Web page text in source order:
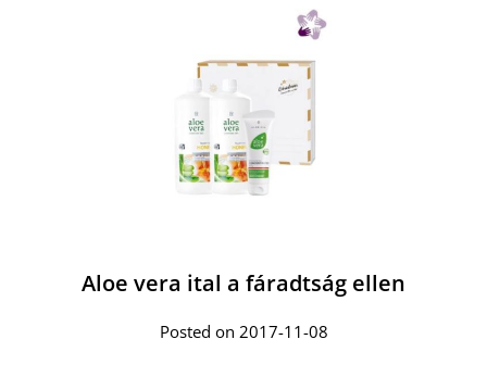
Aloe vera ital a fáradtság ellen
Posted on 2017-11-08